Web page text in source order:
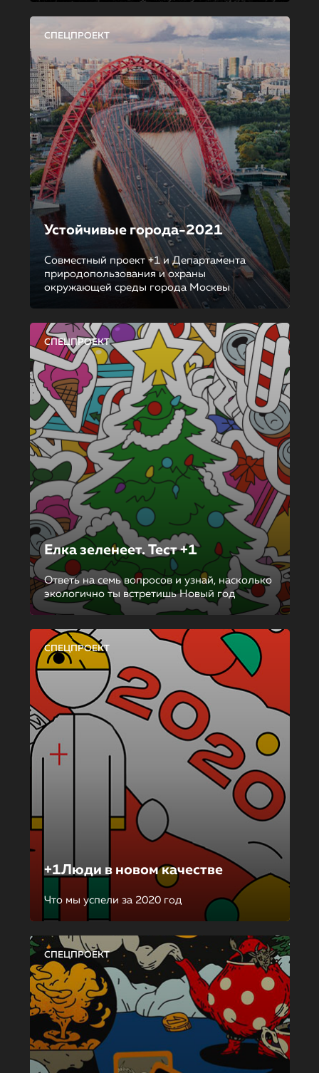
СПЕЦПРОЕКТ
Устойчивые города-2021
Совместный проект +1 и Департамента
природопользования и охраны
окружающей среды города Москвы
СПЕЦПРОЕКТ
Елка зеленеет. Тест +1
Ответь на семь вопросов и узнай, насколько
экологично ты встретишь Новый год
СПЕЦПРОЕКТ
+1Люди в новом качестве
Что мы успели за 2020 год
СПЕЦПРОЕКТ